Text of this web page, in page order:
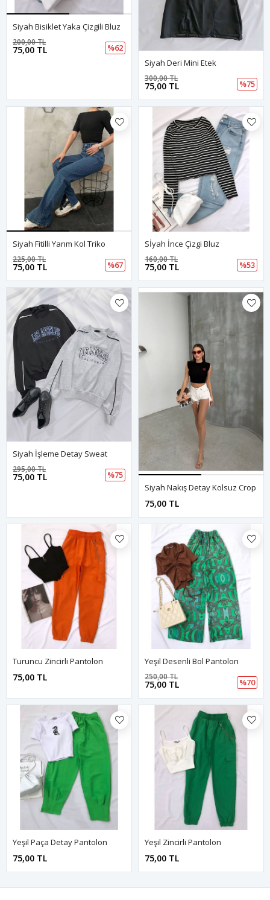
Siyah Bisiklet Yaka Çizgili Bluz
75,00 TL
200,00 TL
%62
Siyah Deri Mini Etek
75,00 TL
300,00 TL
%75
Siyah Fitilli Yarım Kol Triko
75,00 TL
225,00 TL
%67
Sİyah İnce Çizgi Bluz
75,00 TL
160,00 TL
%53
Siyah İşleme Detay Sweat
75,00 TL
295,00 TL
%75
Siyah Nakış Detay Kolsuz Crop
75,00 TL
Turuncu Zincirli Pantolon
75,00 TL
Yeşil Desenli Bol Pantolon
75,00 TL
250,00 TL
%70
Yeşil Paça Detay Pantolon
75,00 TL
Yeşil Zincirli Pantolon
75,00 TL